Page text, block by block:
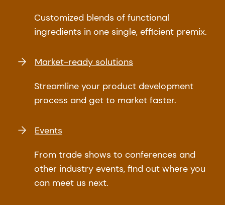
Customized blends of functional
ingredients in one single, efficient premix.
Market-ready solutions
Streamline your product development
process and get to market faster.
Events
From trade shows to conferences and
other industry events, find out where you
can meet us next.